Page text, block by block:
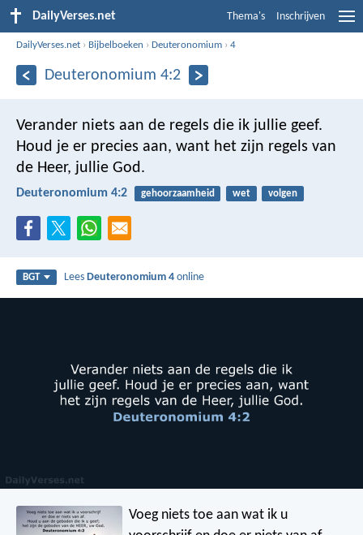
DailyVerses.net Thema's Inschrijven
DailyVerses.net › Bijbelboeken ›Deuteronomium ›4
Deuteronomium 4:2
Verander niets aan de regels die ik jullie geef.
Houd je er precies aan, want het zijn regels van
de Heer, jullie God.
Deuteronomium 4:2 gehoorzaamheid wet volgen
BGT LeesDeuteronomium 4 online
Voeg niets toe aan wat ik u